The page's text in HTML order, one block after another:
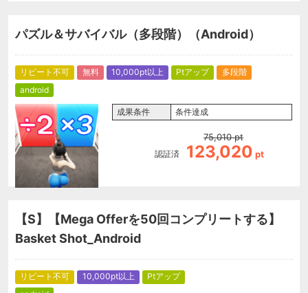
パズル＆サバイバル（多段階）（Android）
リピート不可 無料 10,000pt以上 Ptアップ
多段階
android
成果条件 条件達成
認証済
75,010 pt
123,020 pt
【S】【Mega Offerを50回コンプリートする】
Basket Shot_Android
リピート不可 10,000pt以上
Ptアップ